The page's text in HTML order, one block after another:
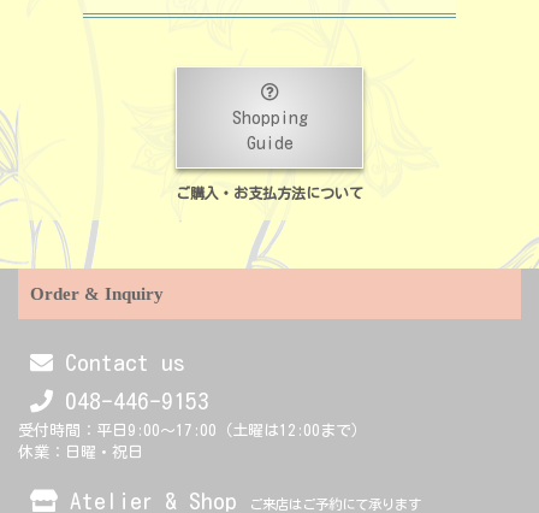
Shopping
Guide
ご購入・お支払方法について
Order & Inquiry
Contact us
048-446-9153
受付時間：平日9:00～17:00（土曜は12:00まで）
休業：日曜・祝日
Atelier & Shop ご来店はご予約にて承ります